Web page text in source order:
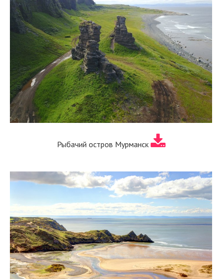
Рыбачий остров Мурманск